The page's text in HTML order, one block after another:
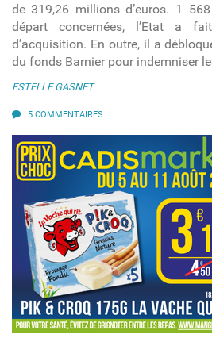
de 319,26 millions d’euros. 1
départ concernées, l’Etat a
d’acquisition. En outre, il a
du fonds Barnier pour indemniser
ESTELLE GASNET
5 COMMENTAIRES